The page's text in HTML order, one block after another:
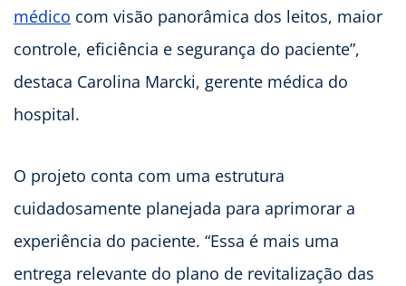
médico com visão panorâmica dos leitos, maior
controle, eficiência e segurança do paciente”,
destaca Carolina Marcki, gerente médica do
hospital.
O projeto conta com uma estrutura
cuidadosamente planejada para aprimorar a
experiência do paciente. “Essa é mais uma
entrega relevante do plano de revitalização das